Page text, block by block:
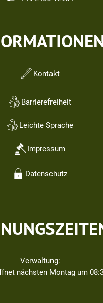
Kontakt
Barrierefreiheit
Leichte Sprache
Impressum
Datenschutz
Verwaltung:
Öffnungs- oder
nächsten Montag um